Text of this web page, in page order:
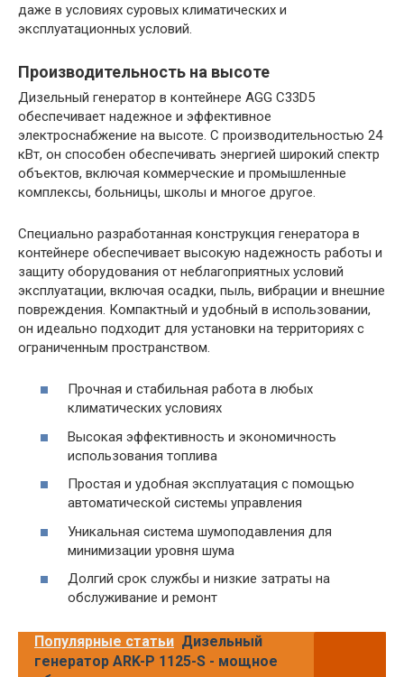
даже в условиях суровых климатических и
эксплуатационных условий.
Производительность на высоте
Дизельный генератор в контейнере AGG C33D5
обеспечивает надежное и эффективное
электроснабжение на высоте. С производительностью 24
кВт, он способен обеспечивать энергией широкий спектр
объектов, включая коммерческие и промышленные
комплексы, больницы, школы и многое другое.
Специально разработанная конструкция генератора в
контейнере обеспечивает высокую надежность работы и
защиту оборудования от неблагоприятных условий
эксплуатации, включая осадки, пыль, вибрации и внешние
повреждения. Компактный и удобный в использовании,
он идеально подходит для установки на территориях с
ограниченным пространством.
Прочная и стабильная работа в любых
климатических условиях
Высокая эффективность и экономичность
использования топлива
Простая и удобная эксплуатация с помощью
автоматической системы управления
Уникальная система шумоподавления для
минимизации уровня шума
Долгий срок службы и низкие затраты на
обслуживание и ремонт
Популярные статьи Дизельный
генератор ARK-P 1125-S - мощное